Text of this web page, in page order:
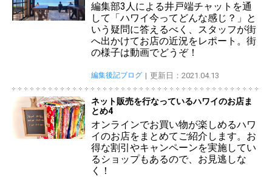
編集部3人による井戸端チャットを通
して「ハワイ今ってどんな感じ？」と
いう疑問に答えるべく、スタッフが街
へ出かけてお店の近況をレポート。街
の様子は動画でどうぞ！
編集後記ブログ 更新日：2021.04.13
ネット販売を行なっているハワイのお店ま
とめ4
オンラインでお買い物が楽しめるハワ
イのお店をまとめてご紹介します。お
得な割引やキャンペーンを実施してい
るショップもあるので、お見逃しな
く！